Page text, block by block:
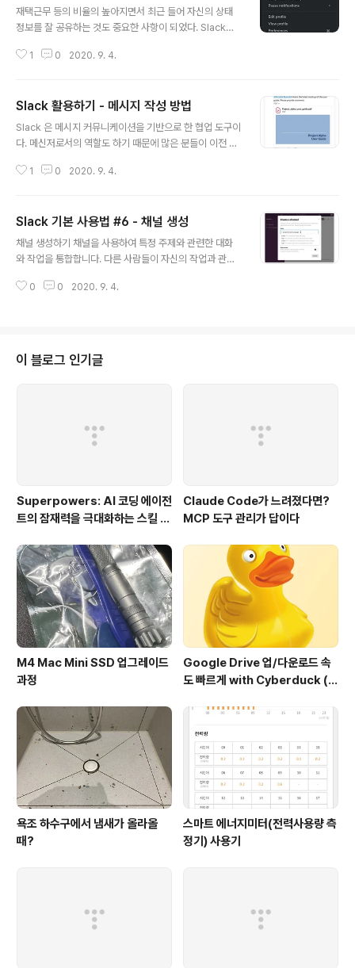
UX를 사용하여 굉장히 적극적이고도 공격적으로 정보를
제공하고 있다. 하지만 이 적극성으로 인해 잘못 활용한다
fication을 메신저의 특성상 다른 App들보다 현저히 많이
재택근무 등의 비율의 높아지면서 최근 들어 자신의 상태
정보를 잘 공유하는 것도 중요한 사항이 되었다. Slack에
다. 기본 상태 정보 설정하기 Clear status : 현재 설정된
ctive로 바꿉니다. ( 부재중으로 설정 시 사용합니다. ) us
er profile 버튼 좌측의 현재 재택근무 중으로 설정되어
있는 아이콘 표시 버튼을 클릭하거나 profile 눌러서 나온
의 중 - 1 hour : 회의 중일 때 설정하며, 설정시점으로부터
1 0 2020. 9. 4.
Slack 활용하기 - 메시지 작성 방법
Slack 은 메시지 커뮤니케이션을 기반으로 한 협업 도구이
다. 메신저로서의 역할도 하기 때문에 많은 분들이 이전 메
해 커뮤니케이션이 때때로 비효율적인 경우가 많다. 초기
었고, 스마트폰이 발달하고부터는 상대방의 온/오프라인이
무의미해졌다. 메신저는 업무에 있어서 양날의 검이다. 내
가 필요해서 사용할 땐 유용한데, 남이 보낸 메시지는 때로
태를 away로 해두거나 알람을 꺼두는 경우도 생기게 되었
1 0 2020. 9. 4.
Slack 기본 사용법 #6 - 채널 생성
채널 생성하기 채널을 사용하여 특정 주제와 관련한 대화
와 작업을 통합합니다. 다른 사람들이 자신의 작업과 관련
두사를 사용하기 시작했습니다. 잘 정리된 룰로 채널을 찾
리고 목적에 적합한 형태의 public 채널을 만들게 되며, 대
략 다음과 같은 prefix를 기반으로 채널을 생성하게 됩니
0 0 2020. 9. 4.
이 블로그 인기글
Superpowers: AI 코딩 에이전
트의 잠재력을 극대화하는 스킬 프
Claude Code가 느려졌다면?
MCP 도구 관리가 답이다
M4 Mac Mini SSD 업그레이드
과정
Google Drive 업/다운로드 속
도 빠르게 with Cyberduck (구
가??)
욕조 하수구에서 냄새가 올라올
때?
스마트 에너지미터(전력사용량 측
정기) 사용기